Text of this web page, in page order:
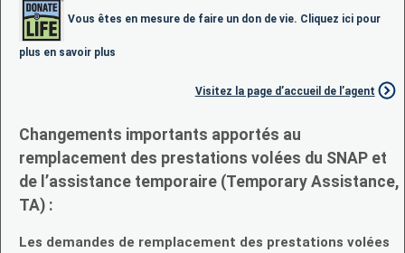
Vous êtes en mesure de faire un don de vie. Cliquez ici pour
plus en savoir plus
Visitez la page d’accueil de l’agent
Changements importants apportés au
remplacement des prestations volées du SNAP et
de l’assistance temporaire (Temporary Assistance,
TA) :
Les demandes de remplacement des prestations volées